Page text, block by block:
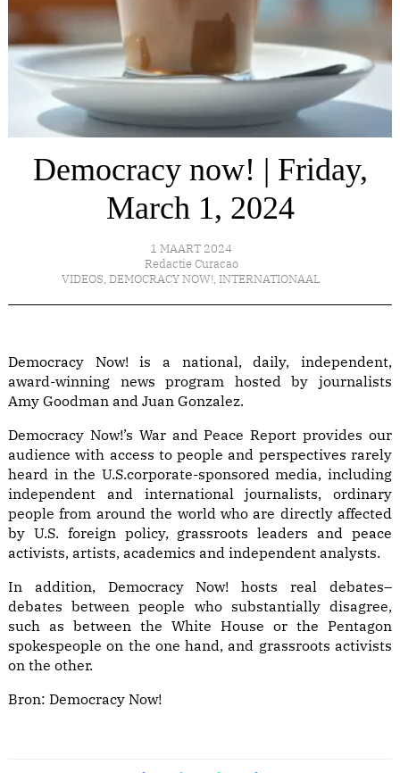
Democracy now! | Friday,
March 1, 2024
1 MAART 2024
Redactie Curacao
VIDEOS, DEMOCRACY NOW!, INTERNATIONAAL
Democracy Now! is a national, daily, independent,
award-winning news program hosted by journalists
Amy Goodman and Juan Gonzalez.
Democracy Now!’s War and Peace Report provides our
audience with access to people and perspectives rarely
heard in the U.S.corporate-sponsored media, including
independent and international journalists, ordinary
people from around the world who are directly affected
by U.S. foreign policy, grassroots leaders and peace
activists, artists, academics and independent analysts.
In addition, Democracy Now! hosts real debates–
debates between people who substantially disagree,
such as between the White House or the Pentagon
spokespeople on the one hand, and grassroots activists
on the other.
Bron: Democracy Now!